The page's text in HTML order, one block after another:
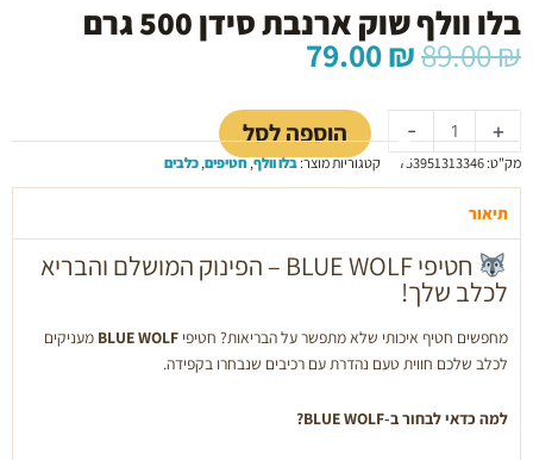
בלו וולף שוק ארנבת סידן 500 גרם
89.00₪ המחיר
המקורי
היה:
89.00 ₪.
79.00₪
הוא:
79.00 ₪. -
של
בלו
וולף
שוק
סידן
500
גרם
+ הוספה לסל
מק"ט:753951313346 קטגוריות מוצר:בלו וולף,חטיפים,כלבים
תיאור
חטיפי BLUE WOLF – הפינוק המושלם והבריא
לכלב שלך!
מחפשים חטיף איכותי שלא מתפשר על הבריאות? חטיפי BLUE WOLF מעניקים
לכלב שלכם חווית טעם נהדרת עם רכיבים שנבחרו בקפידה.
למה כדאי לבחור ב-BLUE WOLF?